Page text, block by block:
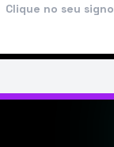
Clique no seu signo